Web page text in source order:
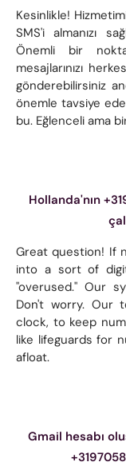
Kesinlikle!
SMS'i almanızı
Önemli bir
mesajlarınızı
gönderebilirsiniz
önemle tavsiye
bu. Eğlenceli ama
Hollanda'nın
Great question! If
into a sort of
"overused." Our
Don't worry. Our
clock, to keep
like lifeguards for
afloat.
Gmail hesabı